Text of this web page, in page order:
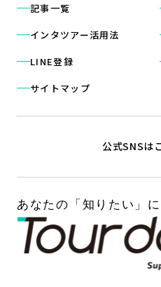
記事一覧
インタツアー活用法
LINE登録
サイトマップ
公式SNSは